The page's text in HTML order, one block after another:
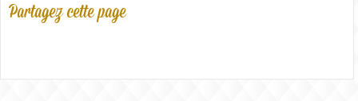
Partagez cette page